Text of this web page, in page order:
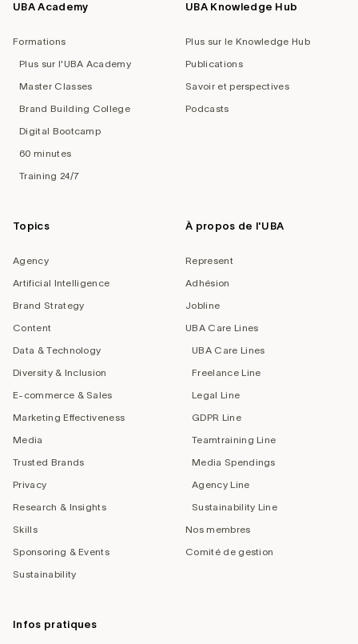
UBA Academy
Formations
Plus sur l'UBA Academy
Master Classes
Brand Building College
Digital Bootcamp
60 minutes
Training 24/7
UBA Knowledge Hub
Plus sur le Knowledge Hub
Publications
Savoir et perspectives
Podcasts
Topics
Agency
Artificial Intelligence
Brand Strategy
Content
Data & Technology
Diversity & Inclusion
E-commerce & Sales
Marketing Effectiveness
Media
Trusted Brands
Privacy
Research & Insights
Skills
Sponsoring & Events
Sustainability
À propos de l'UBA
Represent
Adhésion
Jobline
UBA Care Lines
UBA Care Lines
Freelance Line
Legal Line
GDPR Line
Teamtraining Line
Media Spendings
Agency Line
Sustainability Line
Nos membres
Comité de gestion
Infos pratiques